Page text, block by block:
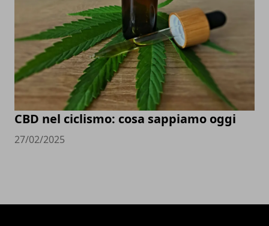
CBD nel ciclismo: cosa sappiamo oggi
27/02/2025